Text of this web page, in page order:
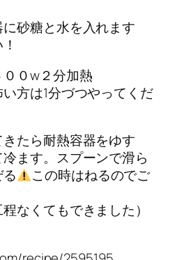
砂糖と水を入れます
０w２分加熱
方は1分づつやってくだ
たら耐熱容器をゆす
ます。スプーンで滑ら
この時はねるのでご
なくてもできました）